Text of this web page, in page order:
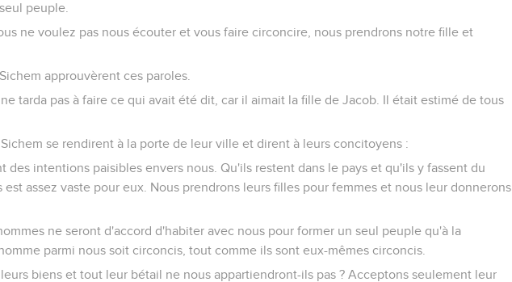
peuple.
ne voulez pas nous écouter et vous faire circoncire, nous prendrons notre fille et
approuvèrent ces paroles.
ne tarda pas à faire ce qui avait été dit, car il aimait la fille de Jacob. Il était estimé de tous
se rendirent à la porte de leur ville et dirent à leurs concitoyens :
des intentions paisibles envers nous. Qu'ils restent dans le pays et qu'ils y fassent du
est assez vaste pour eux. Nous prendrons leurs filles pour femmes et nous leur donnerons
ne seront d'accord d'habiter avec nous pour former un seul peuple qu'à la
parmi nous soit circoncis, tout comme ils sont eux-mêmes circoncis.
leurs biens et tout leur bétail ne nous appartiendront-ils pas ? Acceptons seulement leur